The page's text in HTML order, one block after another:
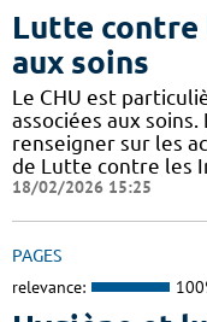
Lutte contre
aux soins
Le CHU est
associées aux
renseigner sur les
de Lutte contre les
18/02/2026 15:25
PAGES
relevance: